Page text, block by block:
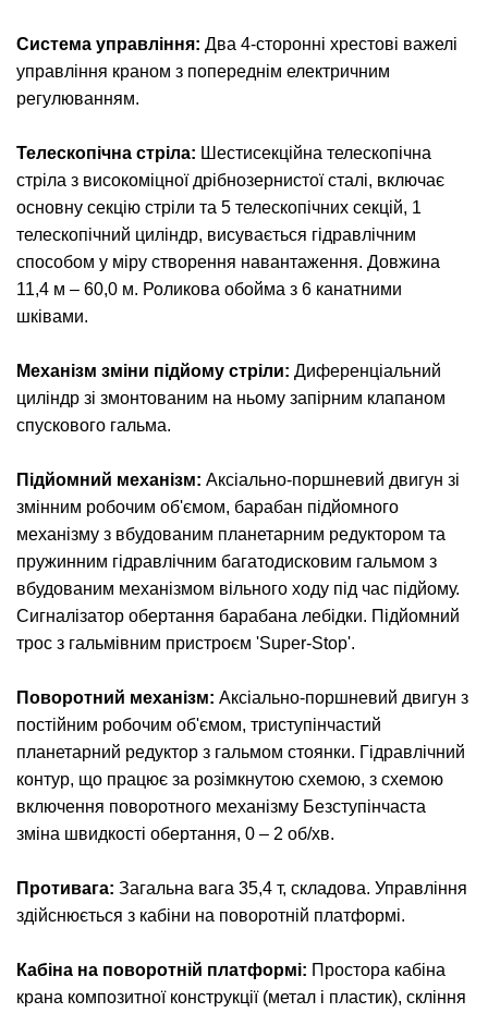
Система управління: Два 4-сторонні хрестові важелі
управління краном з попереднім електричним
регулюванням.
Телескопічна стріла: Шестисекційна телескопічна
стріла з високоміцної дрібнозернистої сталі, включає
основну секцію стріли та 5 телескопічних секцій, 1
телескопічний циліндр, висувається гідравлічним
способом у міру створення навантаження. Довжина
11,4 м – 60,0 м. Роликова обойма з 6 канатними
шківами.
Механізм зміни підйому стріли: Диференціальний
циліндр зі змонтованим на ньому запірним клапаном
спускового гальма.
Підйомний механізм: Аксіально-поршневий двигун зі
змінним робочим об'ємом, барабан підйомного
механізму з вбудованим планетарним редуктором та
пружинним гідравлічним багатодисковим гальмом з
вбудованим механізмом вільного ходу під час підйому.
Сигналізатор обертання барабана лебідки. Підйомний
трос з гальмівним пристроєм 'Super-Stop'.
Поворотний механізм: Аксіально-поршневий двигун з
постійним робочим об'ємом, триступінчастий
планетарний редуктор з гальмом стоянки. Гідравлічний
контур, що працює за розімкнутою схемою, з схемою
включення поворотного механізму Безступінчаста
зміна швидкості обертання, 0 – 2 об/хв.
Противага: Загальна вага 35,4 т, складова. Управління
здійснюється з кабіни на поворотній платформі.
Кабіна на поворотній платформі: Простора кабіна
крана композитної конструкції (метал і пластик), скління